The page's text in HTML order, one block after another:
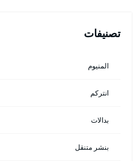
تصنيفات
المنيوم
انتركم
بدالات
بنشر متنقل